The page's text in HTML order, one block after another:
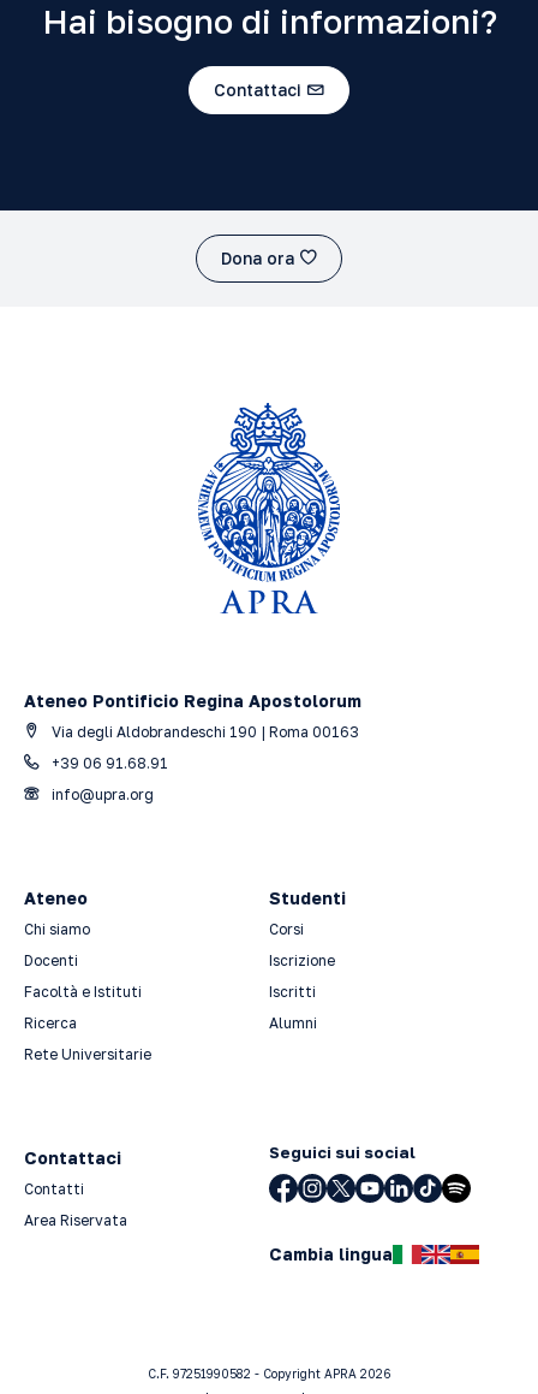
Hai bisogno di informazioni?
Contattaci
Dona ora
Ateneo Pontificio Regina Apostolorum
Via degli Aldobrandeschi 190 | Roma 00163
+39 06 91.68.91
info@upra.org
Ateneo
Chi siamo
Docenti
Facoltà e Istituti
Ricerca
Rete Universitarie
Studenti
Corsi
Iscrizione
Iscritti
Alumni
Contattaci
Contatti
Area Riservata
Seguici sui social
Cambia lingua
C.F. 97251990582 - Copyright APRA 2026